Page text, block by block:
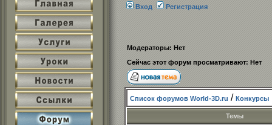
Вход Регистрация
Модераторы: Нет
Сейчас этот форум просматривают: Нет
Список форумов World-3D.ru / Конкурсы
Темы